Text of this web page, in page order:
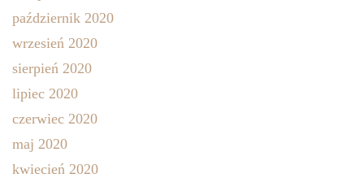
październik 2020
wrzesień 2020
sierpień 2020
lipiec 2020
czerwiec 2020
maj 2020
kwiecień 2020